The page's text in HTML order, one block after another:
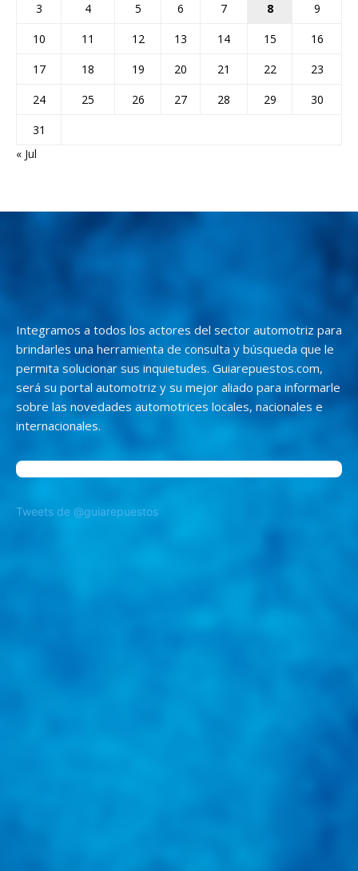
3
4 5 6 7 8
9
10
11 12 13 14 15
16
17
18 19 20 21 22
23
24
25 26 27 28 29
30
31
« Jul
Integramos a todos los actores del sector automotriz para
brindarles una herramienta de consulta y búsqueda que le
permita solucionar sus inquietudes. Guiarepuestos.com,
será su portal automotriz y su mejor aliado para informarle
sobre las novedades automotrices locales, nacionales e
internacionales.
Tweets de @guiarepuestos